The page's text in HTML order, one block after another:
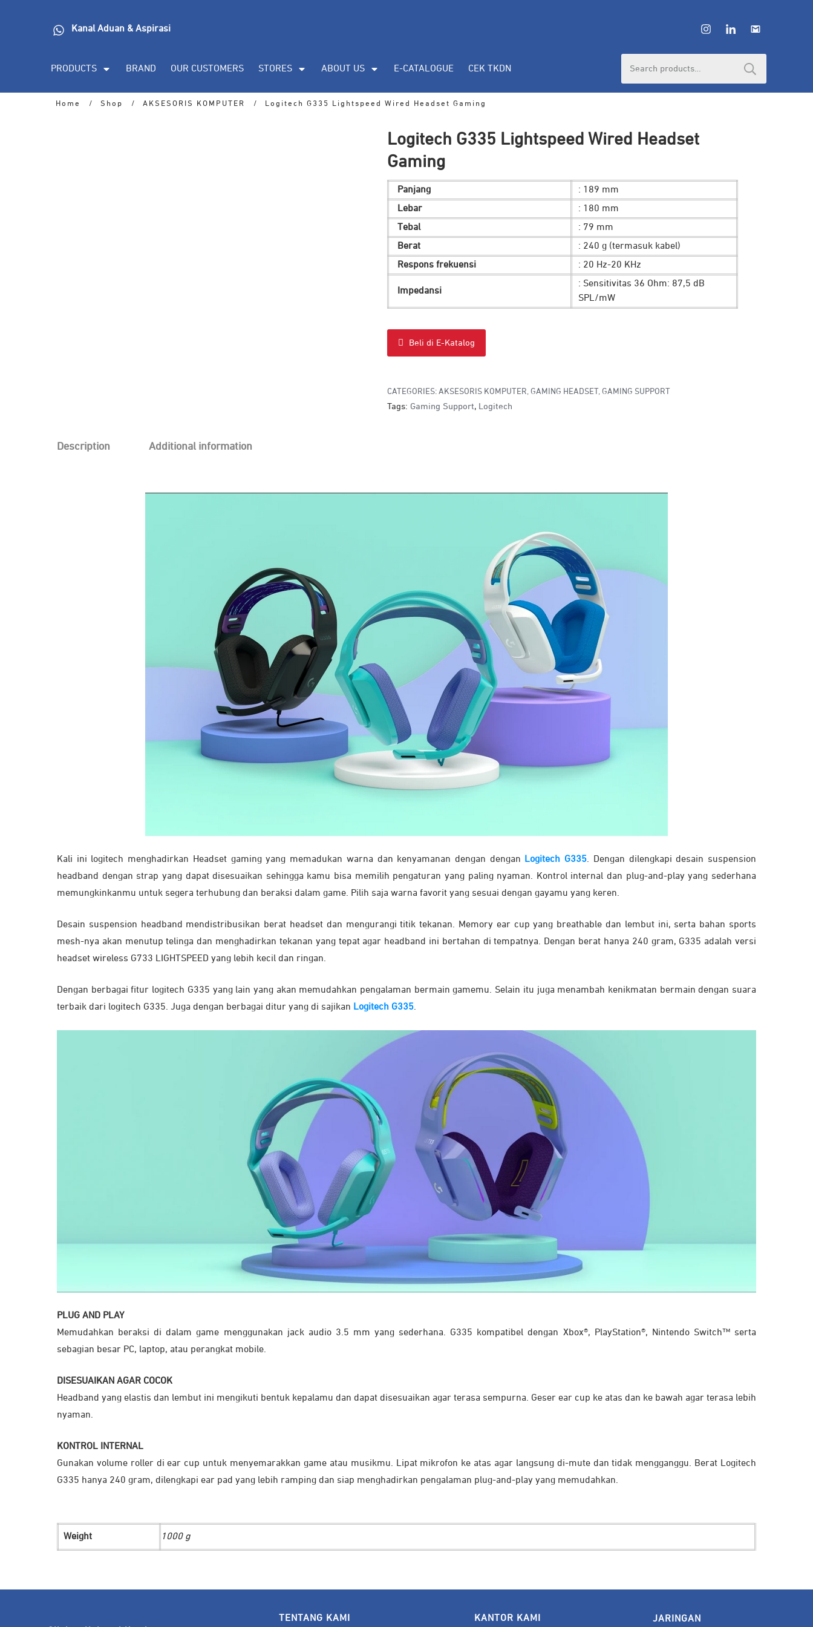
Kanal Aduan & Aspirasi
PRODUCTS BRAND OUR CUSTOMERS STORES ABOUT US E-CATALOGUE CEK TKDN
Home / Shop / AKSESORIS KOMPUTER / Logitech G335 Lightspeed Wired Headset Gaming
Logitech G335 Lightspeed Wired Headset
Gaming
Panjang
: 189 mm
Lebar
: 180 mm
Tebal
: 79 mm
Berat
: 240 g (termasuk kabel)
Respons frekuensi
: 20 Hz-20 KHz
Impedansi
: Sensitivitas 36 Ohm: 87,5 dB
SPL/mW
Beli di E-Katalog
CATEGORIES:AKSESORIS KOMPUTER,GAMING HEADSET ,GAMING SUPPORT
Tags: Gaming Support, Logitech
Description Additional information
Kali ini logitech menghadirkan Headset gaming yang memadukan warna dan kenyamanan dengan dengan Logitech G335. Dengan dilengkapi desain suspension
headband dengan strap yang dapat disesuaikan sehingga kamu bisa memilih pengaturan yang paling nyaman. Kontrol internal dan plug-and-play yang sederhana
memungkinkanmu untuk segera terhubung dan beraksi dalam game. Pilih saja warna favorit yang sesuai dengan gayamu yang keren.
Desain suspension headband mendistribusikan berat headset dan mengurangi titik tekanan. Memory ear cup yang breathable dan lembut ini, serta bahan sports
mesh-nya akan menutup telinga dan menghadirkan tekanan yang tepat agar headband ini bertahan di tempatnya. Dengan berat hanya 240 gram, G335 adalah versi
headset wireless G733 LIGHTSPEED yang lebih kecil dan ringan.
Dengan berbagai fitur logitech G335 yang lain yang akan memudahkan pengalaman bermain gamemu. Selain itu juga menambah kenikmatan bermain dengan suara
terbaik dari logitech G335. Juga dengan berbagai ditur yang di sajikan Logitech G335.
PLUG AND PLAY
Memudahkan beraksi di dalam game menggunakan jack audio 3.5 mm yang sederhana. G335 kompatibel dengan Xbox®, PlayStation®, Nintendo Switch™ serta
sebagian besar PC, laptop, atau perangkat mobile.
DISESUAIKAN AGAR COCOK
Headband yang elastis dan lembut ini mengikuti bentuk kepalamu dan dapat disesuaikan agar terasa sempurna. Geser ear cup ke atas dan ke bawah agar terasa lebih
nyaman.
KONTROL INTERNAL
Gunakan volume roller di ear cup untuk menyemarakkan game atau musikmu. Lipat mikrofon ke atas agar langsung di-mute dan tidak mengganggu. Berat Logitech
G335 hanya 240 gram, dilengkapi ear pad yang lebih ramping dan siap menghadirkan pengalaman plug-and-play yang memudahkan.
Weight 1000 g
TENTANG KAMI KANTOR KAMI JARINGAN